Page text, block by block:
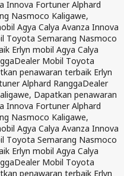
Innova Fortuner Alphard
Nasmoco Kaligawe,
Agya Calya Avanza Innova
Toyota Semarang Nasmoco
Erlyn mobil Agya Calya
Dealer Mobil Toyota
penawaran terbaik Erlyn
Alphard RanggaDealer
Dapatkan penawaran
Innova Fortuner Alphard
Nasmoco Kaligawe,
Agya Calya Avanza Innova
Toyota Semarang Nasmoco
Erlyn mobil Agya Calya
Dealer Mobil Toyota
penawaran terbaik Erlyn